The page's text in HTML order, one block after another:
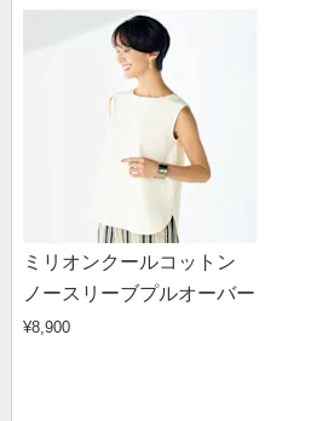
ミリオンクールコットン
ノースリーブプルオーバー
¥8,900